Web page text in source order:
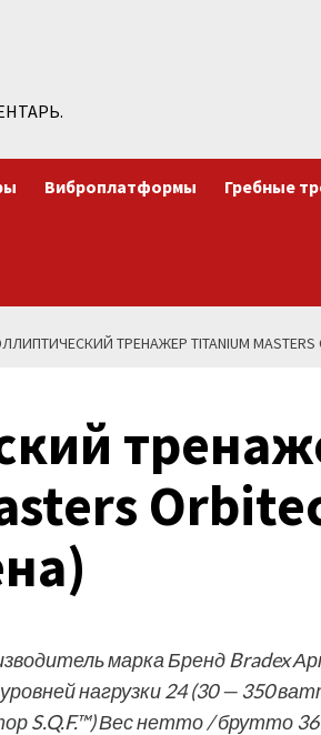
Виброплатформы Гребные
ТРЕНАЖЕР TITANIUM MASTERS
марка Бренд Bradex
нагрузки 24 (30 — 350
S.Q.F.™) Вес нетто / брутто